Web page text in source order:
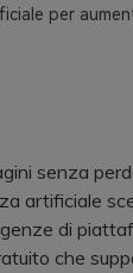
per
senza
artificiale
di
che